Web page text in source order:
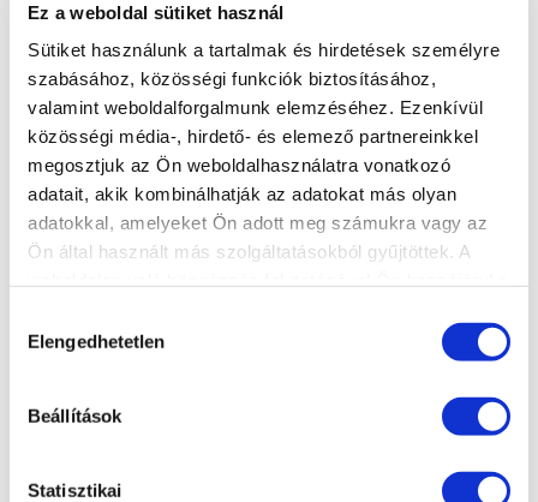
Ez a weboldal sütiket használ
Sütiket használunk a tartalmak és hirdetések személyre
szabásához, közösségi funkciók biztosításához,
valamint weboldalforgalmunk elemzéséhez. Ezenkívül
közösségi média-, hirdető- és elemező partnereinkkel
megosztjuk az Ön weboldalhasználatra vonatkozó
adatait, akik kombinálhatják az adatokat más olyan
adatokkal, amelyeket Ön adott meg számukra vagy az
Ön által használt más szolgáltatásokból gyűjtöttek. A
kiválasztása
Elengedhetetlen
Beállítások
Statisztikai
Hosszúság: 405 cm-ig
Szélesség: 60 cm-ig
Vastagság: 1,7 cm
Profil: 4 cm
TECHNIKAI JELLEMZŐK
Különleges víztaszító
faforgácslap V 100/E 1
dekoritlemez DIN 16926
lekerkítve
66 - fehér
A weboldalon és a prospektusban
látható termékszínek csak
tájékoztató jellegűek. Megrendelés
előtt feltétlenül tekintse meg
elhelyezett termékmintáinkat. A
okozta reklamációk miatt nem